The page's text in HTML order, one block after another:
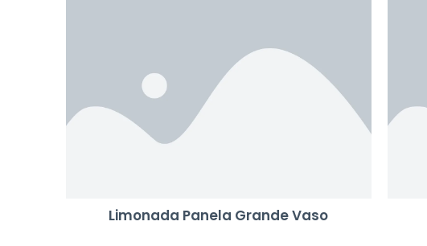
Limonada Panela Grande Vaso